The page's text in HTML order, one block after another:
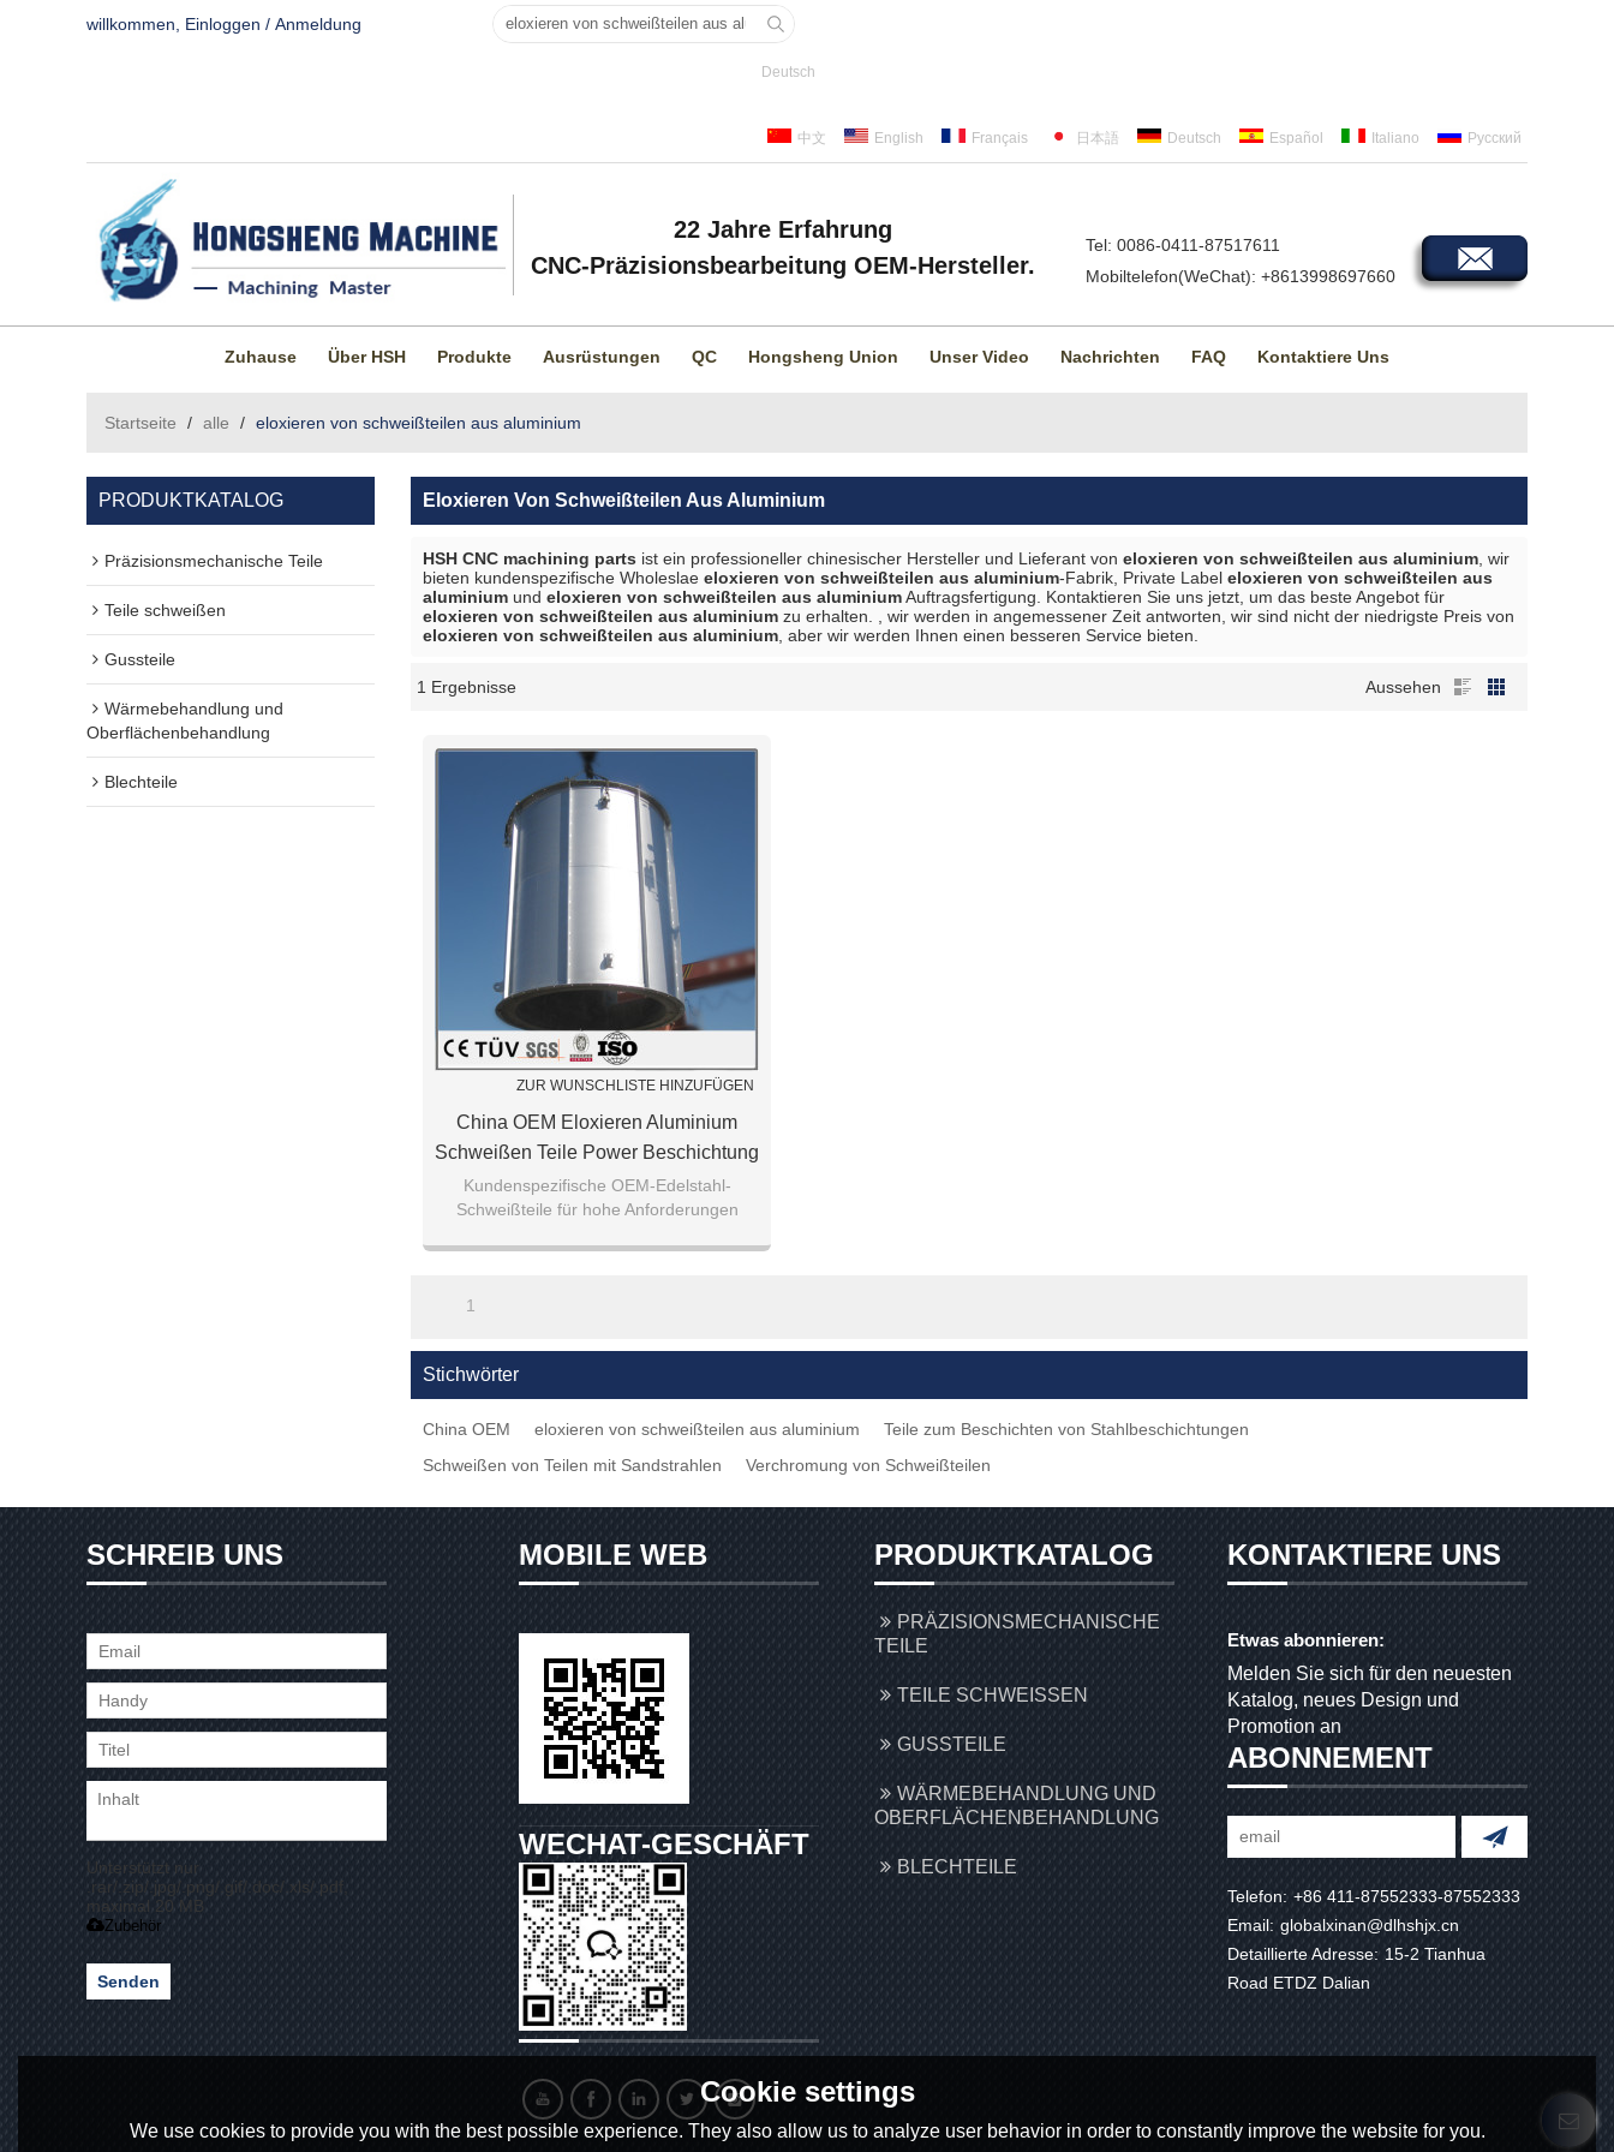
willkommen, Einloggen / Anmeldung
Deutsch
中文 English Français 日本語 Deutsch Español Italiano Русский
22 Jahre Erfahrung
CNC-Präzisionsbearbeitung OEM-Hersteller.
Tel: 0086-0411-87517611
Mobiltelefon(WeChat): +8613998697660
Zuhause Über HSH Produkte Ausrüstungen QC Hongsheng Union Unser Video Nachrichten FAQ Kontaktiere Uns
Startseite / alle / eloxieren von schweißteilen aus aluminium
PRODUKTKATALOG
Präzisionsmechanische Teile
Teile schweißen
Gussteile
Wärmebehandlung und
Oberflächenbehandlung
Blechteile
Eloxieren Von Schweißteilen Aus Aluminium
HSH CNC machining parts ist ein professioneller chinesischer Hersteller und Lieferant von eloxieren von schweißteilen aus aluminium , wir
bieten kundenspezifische Wholeslae eloxieren von schweißteilen aus aluminium-Fabrik, Private Label eloxieren von schweißteilen aus
aluminium und eloxieren von schweißteilen aus aluminiumAuftragsfertigung. Kontaktieren Sie uns jetzt, um das beste Angebot für
eloxieren von schweißteilen aus aluminium zu erhalten. , wir werden in angemessener Zeit antworten, wir sind nicht der niedrigste Preis von
eloxieren von schweißteilen aus aluminium , aber wir werden Ihnen einen besseren Service bieten.
1 Ergebnisse Aussehen
ZUR WUNSCHLISTE HINZUFÜGEN
China OEM Eloxieren Aluminium
Schweißen Teile Power Beschichtung
Stahlschweißen Teile Sandgestrahlt
Schweißen Teile
Kundenspezifische OEM-Edelstahl-
Schweißteile für hohe Anforderungen
Automobilindustrie
1
Stichwörter
China OEM eloxieren von schweißteilen aus aluminium
Teile zum Beschichten von Stahlbeschichtungen
Schweißen von Teilen mit Sandstrahlen
Verchromung von Schweißteilen
SCHREIB UNS
Unterstützt nur
.rar/.zip/.jpg/.png/.gif/.doc/.xls/.pdf,
maximal 20 MB
Zubehör
Senden
MOBILE WEB
WECHAT-GESCHÄFT
PRODUKTKATALOG
PRÄZISIONSMECHANISCHE
TEILE
TEILE SCHWEISSEN
GUSSTEILE
WÄRMEBEHANDLUNG UND
OBERFLÄCHENBEHANDLUNG
BLECHTEILE
KONTAKTIERE UNS
Etwas abonnieren:
Melden Sie sich für den neuesten
Katalog, neues Design und
Promotion an
ABONNEMENT
Telefon: +86 411-87552333-87552333
Email: globalxinan@dlhshjx.cn
Detaillierte Adresse: 15-2 Tianhua
Road ETDZ Dalian
Cookie settings
We use cookies to provide you with the best possible experience. They also allow us to analyze user behavior in order to constantly improve the website for you.